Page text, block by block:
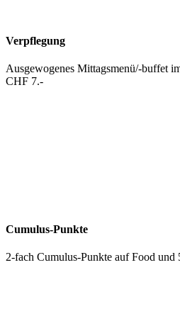
Verpflegung
Ausgewogenes Mittagsmenü/-buffet
CHF 7.-
Cumulus-Punkte
2-fach Cumulus-Punkte auf Food